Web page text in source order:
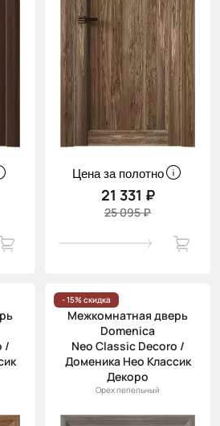
Цена за полотно
21 331 ₽
25 095 ₽
/
- 15% скидка
Межкомнатная дверь
Domenica
Neo Classic Decoro /
Доменика Нео Классик
Декоро
Орех пепельный